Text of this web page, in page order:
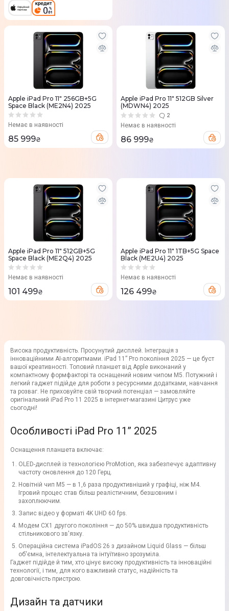
Apple iPad Pro 11" 256GB+5G
Space Black (ME2N4) 2025
Немає в наявності
85 999₴
Apple iPad Pro 11" 512GB Silver
(MDWN4) 2025
2
Немає в наявності
86 999₴
Apple iPad Pro 11" 512GB+5G
Space Black (ME2Q4) 2025
Немає в наявності
101 499₴
Apple iPad Pro 11" 1TB+5G Space
Black (ME2U4) 2025
Немає в наявності
126 499₴
Висока продуктивність. Просунутий дисплей. Інтеграція з
інноваційними AI-алгоритмами. iPad 11” Pro покоління 2025 — це буст
вашої креативності. Топовий планшет від Apple виконаний у
компактному формфакторі та оснащений новим чипом M5. Потужний і
легкий гаджет підійде для роботи з ресурсними додатками, навчання
та розваг. Не приховуйте свій творчий потенціал — замовляйте
оригінальний iPad Pro 11 2025 в інтернет-магазині Цитрус уже
сьогодні!
Особливості iPad Pro 11” 2025
Оснащення планшета включає:
OLED-дисплей із технологією ProMotion, яка забезпечує адаптивну
частоту оновлення до 120 Герц.
Новітній чип M5 — в 1,6 раза продуктивніший у графіці, ніж M4.
Ігровий процес став більш реалістичним, безшовним і
захоплюючим.
Запис відео у форматі 4K UHD 60 fps.
Модем CX1 другого покоління — до 50% швидша продуктивність
стільникового зв'язку.
Операційна система iPadOS 26 з дизайном Liquid Glass — більш
об'ємна, інтелектуальна та інтуїтивно зрозуміла.
Гаджет підійде й тим, хто цінує високу продуктивність та інноваційні
технології, і тим, для кого важливий статус, надійність та
довговічність пристрою.
Дизайн та датчики